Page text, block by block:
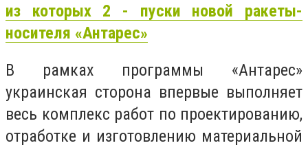
из которых 2 - пуски новой ракеты-
носителя «Антарес»
В рамках программы «Антарес»
украинская сторона впервые выполняет
весь комплекс работ по проектированию,
отработке и изготовлению материальной